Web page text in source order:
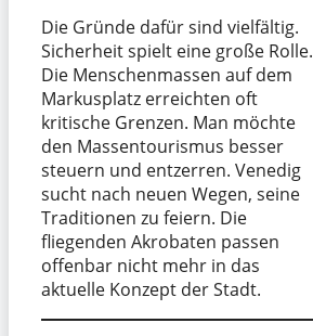
Die Gründe dafür sind vielfältig.
Sicherheit spielt eine große Rolle.
Die Menschenmassen auf dem
Markusplatz erreichten oft
kritische Grenzen. Man möchte
den Massentourismus besser
steuern und entzerren. Venedig
sucht nach neuen Wegen, seine
Traditionen zu feiern. Die
fliegenden Akrobaten passen
offenbar nicht mehr in das
aktuelle Konzept der Stadt.